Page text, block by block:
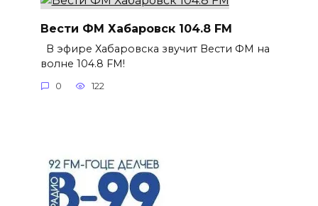
Вести ФМ Хабаровск 104.8 FM
В эфире Хабаровска звучит Вести ФМ на
волне 104.8 FM!
0 122